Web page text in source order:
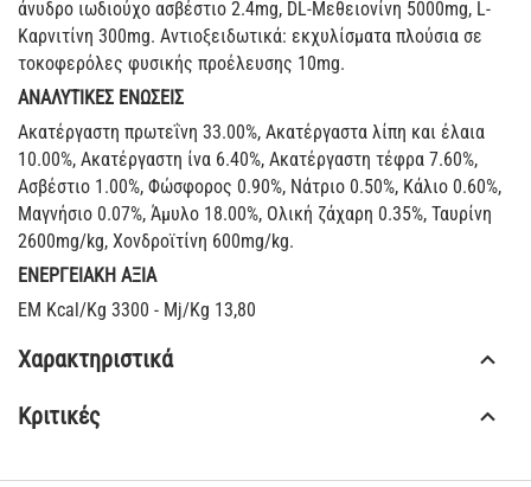
άνυδρο ιωδιούχο ασβέστιο 2.4mg, DL-Μεθειονίνη 5000mg, L-
Καρνιτίνη 300mg. Αντιοξειδωτικά: εκχυλίσματα πλούσια σε
τοκοφερόλες φυσικής προέλευσης 10mg.
ΑΝΑΛΥΤΙΚΕΣ ΕΝΩΣΕΙΣ
Ακατέργαστη πρωτεΐνη 33.00%, Ακατέργαστα λίπη και έλαια
10.00%, Ακατέργαστη ίνα 6.40%, Ακατέργαστη τέφρα 7.60%,
Ασβέστιο 1.00%, Φώσφορος 0.90%, Νάτριο 0.50%, Κάλιο 0.60%,
Μαγνήσιο 0.07%, Άμυλο 18.00%, Ολική ζάχαρη 0.35%, Ταυρίνη
2600mg/kg, Xονδροϊτίνη 600mg/kg.
ΕΝΕΡΓΕΙΑΚΗ ΑΞΙΑ
EM Kcal/Kg 3300 - Mj/Kg 13,80
Χαρακτηριστικά
Κριτικές